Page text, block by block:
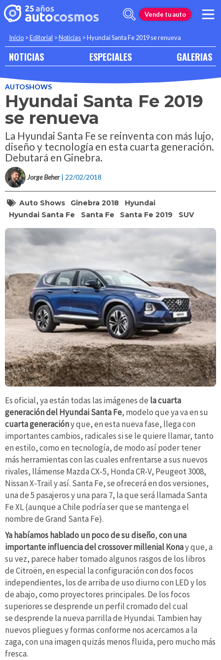
Vende tu auto
Inicio >Editorial >Noticias >Hyundai Santa Fe 2019 se renueva
NOTICIAS ESPECIALES GALERIAS
AUTOSHOWS
Hyundai Santa Fe 2019
se renueva
La Hyundai Santa Fe se reinventa con más lujo,
diseño y tecnología en esta cuarta generación.
Debutará en Ginebra.
Jorge Beher | 22/02/2018
Auto Shows Ginebra 2018
Hyundai
Hyundai Santa Fe
Santa Fe Santa Fe 2019 SUV
Es oficial, ya están todas las imágenes de la cuarta
generación del Hyundai Santa Fe, modelo que ya va en su
cuarta generacióny que, en esta nueva fase, llega con
importantes cambios, radicales si se le quiere llamar, tanto
en estilo, como en tecnología, de modo así poder tener
más herramientas con las cuales enfrentarse a sus nuevos
rivales, llámense Mazda CX-5, Honda CR-V, Peugeot 3008,
Nissan X-Trail y así. Santa Fe, se ofrecerá en dos versiones,
una de 5 pasajeros y una para 7, la que será llamada Santa
Fe XL (aunque a Chile podría ser que se mantenga el
nombre de Grand Santa Fe).
Ya habíamos hablado un poco de su diseño,con una
importante influencia del crossover millenial Konay que, a
su vez, parece haber tomado algunos rasgos de los libros
de Citroën, en especial la configuración con dos focos
independientes, los de arriba de uso diurno con LED y los
de abajo, como proyectores principales. De los focos
superiores se desprende un perfil cromado del cual
se desprende la nueva parrilla de Hyundai. Tambien hay
nuevos pliegues y formas conforme nos acercamos a la
zaga, con una imagen quizás menos fluida, pero mucho más
fresca.